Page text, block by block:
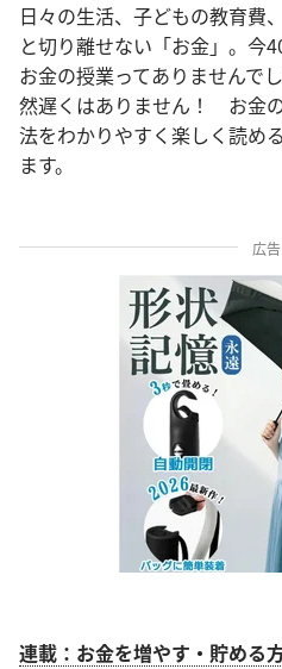
日々の生活、子どもの教育
と切り離せない「お金」。今
お金の授業ってありませんで
然遅くはありません！ お金
法をわかりやすく楽しく読め
ます。
広告
連載：お金を増やす・貯める